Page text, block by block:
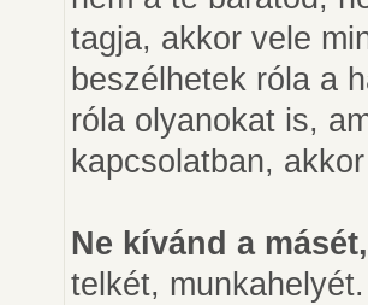
tagja, akkor vele
beszélhetek róla a
róla olyanokat is,
kapcsolatban,
Ne kívánd a másét,
telkét, munkahelyét.